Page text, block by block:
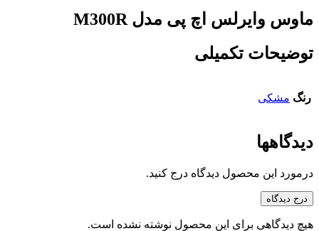
ماوس وایرلس اچ پی مدل M300R
توضیحات تکمیلی
رنگ مشکی
دیدگاهها
درمورد این محصول دیدگاه درج کنید.
درج دیدگاه
هیچ دیدگاهی برای این محصول نوشته نشده است.